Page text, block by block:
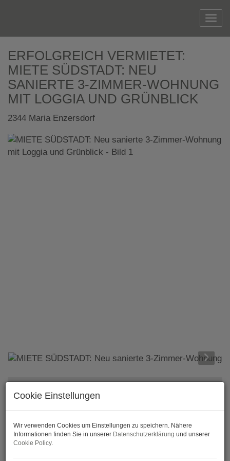
ERFOLGREICH VERMIETET:
MIETE SÜDSTADT: NEU
SANIERTE 3-ZIMMER-WOHNUNG
MIT LOGGIA UND GRÜNBLICK
2344 Maria Enzersdorf
BESCHREIBUNG
MIETE SÜDSTADT: Neu sanierte 3-Zimmer-
Wohnung mit Loggia und Grünblick
Cookie Einstellungen
Wir verwenden Cookies um Einstellungen zu speichern. Nähere
Informationen finden Sie in unserer Datenschutzerklärung und unserer
Cookie Policy.